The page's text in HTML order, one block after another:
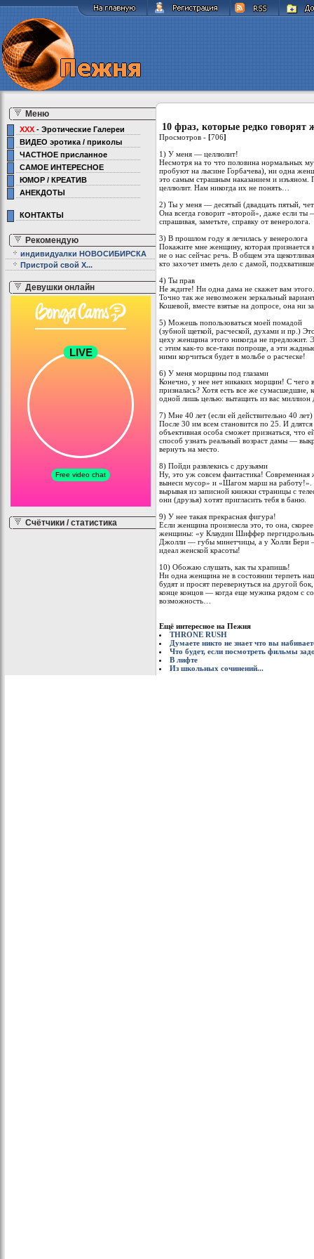
Меню
XXX - Эротические Галереи
ВИДЕО эротика / приколы
ЧАСТНОЕ присланное
САМОЕ ИНТЕРЕСНОЕ
ЮМОР / КРЕАТИВ
АНЕКДОТЫ
КОНТАКТЫ
Рекомендую
индивидуалки НОВОСИБИРСКА
Пристрой свой Х...
Девушки онлайн
Счётчики / статистика
10 фраз, которые редко
Просмотров - [706]
1) У меня — целлюлит!
Несмотря на то что половина нормальных
пробуют на лысине Горбачева), ни одна
это самым страшным наказанием и
целлюлит. Нам никогда их не понять…
2) Ты у меня — десятый (двадцать пятый,
Она всегда говорит «второй», даже если
спрашивая, заметьте, справку от венеролога.
3) В прошлом году я лечилась у венеролога
Покажите мне женщину, которая
не о нас сейчас речь. В общем эта
кто захочет иметь дело с дамой,
4) Ты прав
Не ждите! Ни одна дама не скажет вам
Точно так же невозможен зеркальный
Кошевой, вместе взятые на допросе, она ни
5) Можешь попользоваться моей помадой
(зубной щеткой, расческой, духами и пр.)
цеху женщина этого никогда не предложит.
с этим как-то все-таки попроще, а эти
ними корчиться будет в мольбе о расческе!
6) У меня морщины под глазами
Конечно, у нее нет никаких морщин! С чего
призналась? Хотя есть все же сумасшедшие,
одной лишь целью: вытащить из вас миллион
7) Мне 40 лет (если ей действительно 40 лет)
После 30 им всем становится по 25. И
объективная особа сможет признаться, что
способ узнать реальный возраст дамы —
вернуть на место.
8) Пойди развлекись с друзьями
Ну, это уж совсем фантастика!
вынеси мусор» и «Шагом марш на работу!».
вырывая из записной книжки страницы с
они (друзья) хотят пригласить тебя в баню.
9) У нее такая прекрасная фигура!
Если женщина произнесла это, то она,
женщины: «у Клаудии Шиффер
Джолли — губы минетчицы, а у Холли Бери —
идеал женской красоты!
10) Обожаю слушать, как ты храпишь!
Ни одна женщина не в состоянии терпеть
будят и просят перевернуться на другой
конце концов — когда еще мужика рядом с
возможность…
Ещё интересное на Пежня
THRONE RUSH
Думаете никто не знает что вы
Что будет, если посмотреть фильмы
В лифте
Из школьных сочинений...